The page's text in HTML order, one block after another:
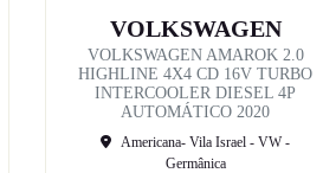
VOLKSWAGEN
VOLKSWAGEN AMAROK 2.0
HIGHLINE 4X4 CD 16V TURBO
INTERCOOLER DIESEL 4P
AUTOMÁTICO 2020
Americana- Vila Israel - VW -
Germânica